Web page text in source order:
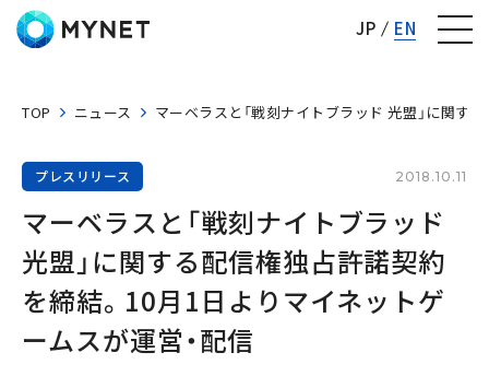
JP EN
TOP ニュース マーベラスと「戦刻ナイトブラッド 光盟」に関す
プレスリリース 2018.10.11
マーベラスと「戦刻ナイトブラッド
光盟」に関する配信権独占許諾契約
を締結。10月1日よりマイネットゲ
ームスが運営・配信